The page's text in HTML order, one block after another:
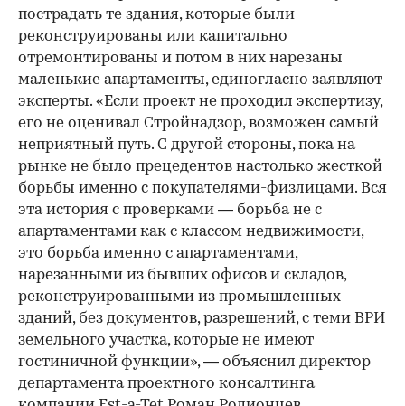
пострадать те здания, которые были
реконструированы или капитально
отремонтированы и потом в них нарезаны
маленькие апартаменты, единогласно заявляют
эксперты. «Если проект не проходил экспертизу,
его не оценивал Стройнадзор, возможен самый
неприятный путь. С другой стороны, пока на
рынке не было прецедентов настолько жесткой
борьбы именно с покупателями-физлицами. Вся
эта история с проверками — борьба не с
апартаментами как с классом недвижимости,
это борьба именно с апартаментами,
нарезанными из бывших офисов и складов,
реконструированными из промышленных
зданий, без документов, разрешений, с теми ВРИ
земельного участка, которые не имеют
гостиничной функции», — объяснил директор
департамента проектного консалтинга